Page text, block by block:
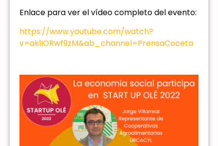
Enlace para ver el vídeo completo del evento:
https://www.youtube.com/watch?
v=aklIORwf9zM&ab_channel=PrensaCoceta